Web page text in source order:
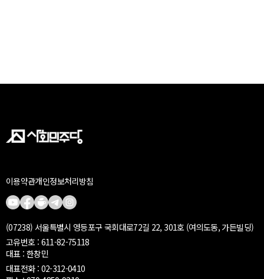
이용약관개인정보처리방침
(07238) 서울특별시 영등포구 국회대로72길 22, 301호 (여의도동, 가든빌딩)
고유번호 : 611-82-75118
대표 : 한창민
대표전화 : 02-312-0410